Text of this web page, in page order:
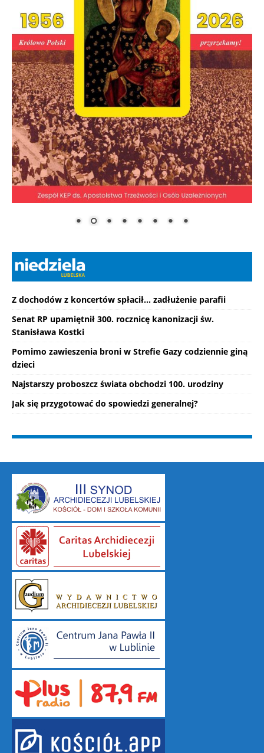
Z dochodów z koncertów spłacił... zadłużenie parafii
Senat RP upamiętnił 300. rocznicę kanonizacji św.
Stanisława Kostki
Pomimo zawieszenia broni w Strefie Gazy codziennie giną
dzieci
Najstarszy proboszcz świata obchodzi 100. urodziny
Jak się przygotować do spowiedzi generalnej?